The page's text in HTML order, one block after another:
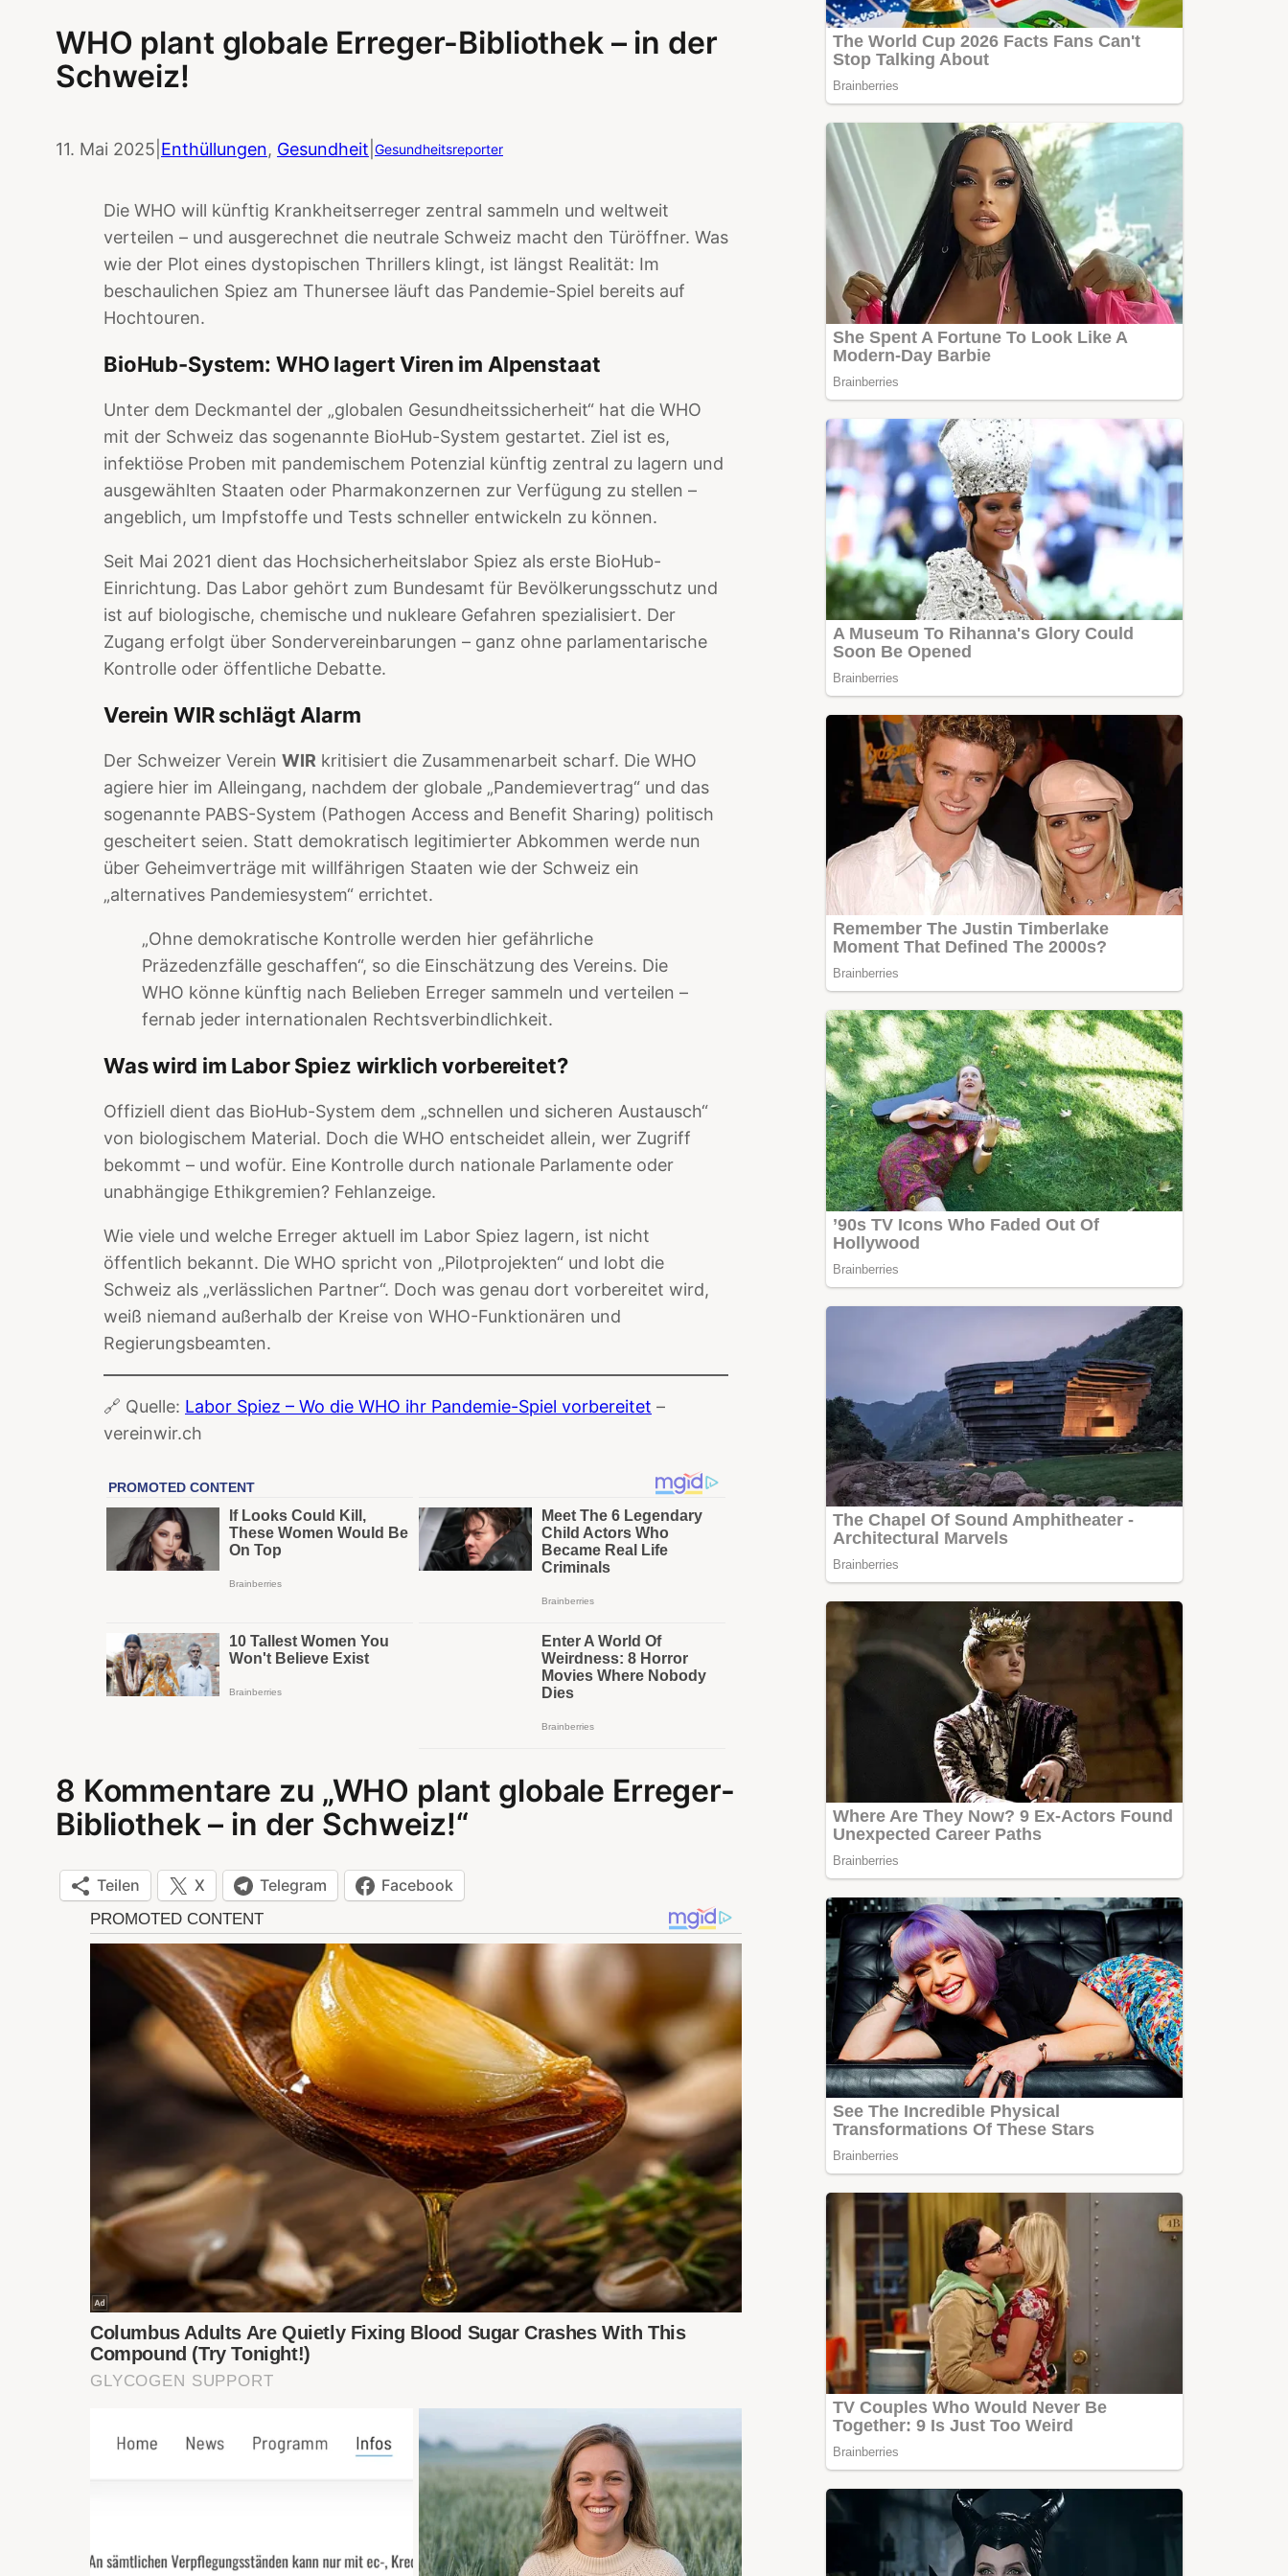
WHO plant globale Erreger-Bibliothek – in der
Schweiz!
11. Mai 2025 Enthüllungen, Gesundheit Gesundheitsreporter
Die WHO will künftig Krankheitserreger zentral sammeln und weltweit
verteilen – und ausgerechnet die neutrale Schweiz macht den Türöffner. Was
wie der Plot eines dystopischen Thrillers klingt, ist längst Realität: Im
beschaulichen Spiez am Thunersee läuft das Pandemie-Spiel bereits auf
Hochtouren.
BioHub-System: WHO lagert Viren im Alpenstaat
Unter dem Deckmantel der „globalen Gesundheitssicherheit“ hat die WHO
mit der Schweiz das sogenannte BioHub-System gestartet. Ziel ist es,
infektiöse Proben mit pandemischem Potenzial künftig zentral zu lagern und
ausgewählten Staaten oder Pharmakonzernen zur Verfügung zu stellen –
angeblich, um Impfstoffe und Tests schneller entwickeln zu können.
Seit Mai 2021 dient das Hochsicherheitslabor Spiez als erste BioHub-
Einrichtung. Das Labor gehört zum Bundesamt für Bevölkerungsschutz und
ist auf biologische, chemische und nukleare Gefahren spezialisiert. Der
Zugang erfolgt über Sondervereinbarungen – ganz ohne parlamentarische
Kontrolle oder öffentliche Debatte.
Verein WIR schlägt Alarm
Der Schweizer Verein WIR kritisiert die Zusammenarbeit scharf. Die WHO
agiere hier im Alleingang, nachdem der globale „Pandemievertrag“ und das
sogenannte PABS-System (Pathogen Access and Benefit Sharing) politisch
gescheitert seien. Statt demokratisch legitimierter Abkommen werde nun
über Geheimverträge mit willfährigen Staaten wie der Schweiz ein
„alternatives Pandemiesystem“ errichtet.
„Ohne demokratische Kontrolle werden hier gefährliche
Präzedenzfälle geschaffen“, so die Einschätzung des Vereins. Die
WHO könne künftig nach Belieben Erreger sammeln und verteilen –
fernab jeder internationalen Rechtsverbindlichkeit.
Was wird im Labor Spiez wirklich vorbereitet?
Offiziell dient das BioHub-System dem „schnellen und sicheren Austausch“
von biologischem Material. Doch die WHO entscheidet allein, wer Zugriff
bekommt – und wofür. Eine Kontrolle durch nationale Parlamente oder
unabhängige Ethikgremien? Fehlanzeige.
Wie viele und welche Erreger aktuell im Labor Spiez lagern, ist nicht
öffentlich bekannt. Die WHO spricht von „Pilotprojekten“ und lobt die
Schweiz als „verlässlichen Partner“. Doch was genau dort vorbereitet wird,
weiß niemand außerhalb der Kreise von WHO-Funktionären und
Regierungsbeamten.
🔗 Quelle: Labor Spiez – Wo die WHO ihr Pandemie-Spiel vorbereitet –
vereinwir.ch
8 Kommentare zu „WHO plant globale Erreger-
Bibliothek – in der Schweiz!“
Teilen X Telegram Facebook